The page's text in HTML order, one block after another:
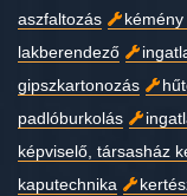
aszfaltozás
lakberendező
gipszkartonozás
padlóburkolás
képviselő, társasház
kaputechnika